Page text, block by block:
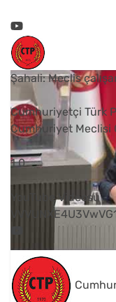
Şahali: Meclis
Cumhuriyetçi Türk
Cumhuriyet Meclisi
1 0
YouTube Videosu